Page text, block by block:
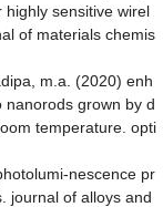
sensitive wirel
of materials chemis
m.a. (2020) enh
nanorods grown by d
temperature. opti
nescence pr
journal of alloys and